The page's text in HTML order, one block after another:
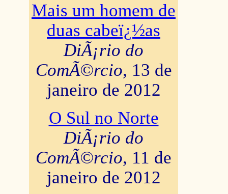
Mais um homem de
duas cabeï¿½as
DiÃ¡rio do
ComÃ©rcio, 13 de
janeiro de 2012
O Sul no Norte
DiÃ¡rio do
ComÃ©rcio, 11 de
janeiro de 2012